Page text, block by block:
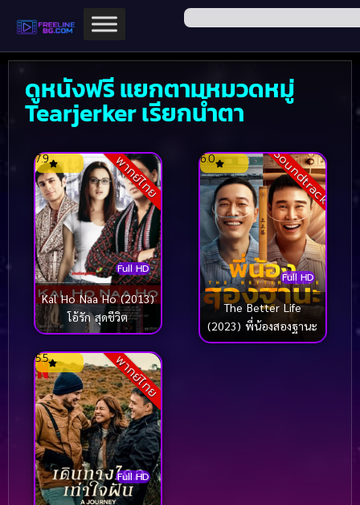
ดูหนังฟรี แยกตามหมวดหมู่
Tearjerker เรียกน้ำตา
พากย์ไทย
Full HD
7.9
Kal Ho Naa Ho (2013)
โอ้รัก สุดชีวิต
Soundtrack
Full HD
6.0
The Better Life
(2023) พี่น้องสองฐานะ
พากย์ไทย
Full HD
5.5